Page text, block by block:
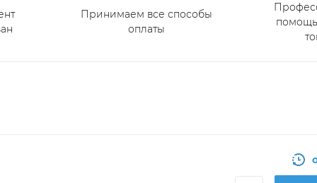
Принимаем все способы
оплаты